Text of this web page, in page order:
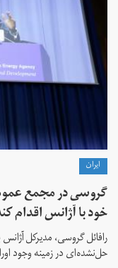
ايران
گروسی در مجمع
خود با آژانس اقدام
رافائل گروسی، مدیرکل آژانس
حل‌نشده‌ای در زمینه وجود